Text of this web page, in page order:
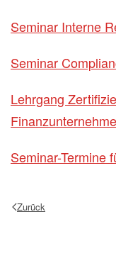
Seminar Interne
Seminar
Lehrgang
Seminar-Termine
Zurück